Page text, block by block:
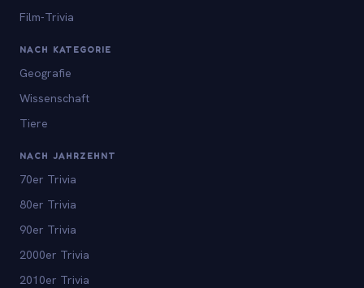
Film-Trivia
NACH KATEGORIE
Geografie
Wissenschaft
Tiere
NACH JAHRZEHNT
70er Trivia
80er Trivia
90er Trivia
2000er Trivia
2010er Trivia